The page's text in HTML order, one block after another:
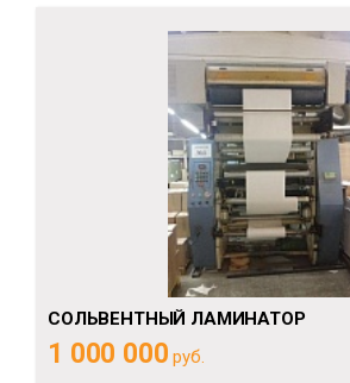
СОЛЬВЕНТНЫЙ ЛАМИНАТОР
1 000 000 руб.